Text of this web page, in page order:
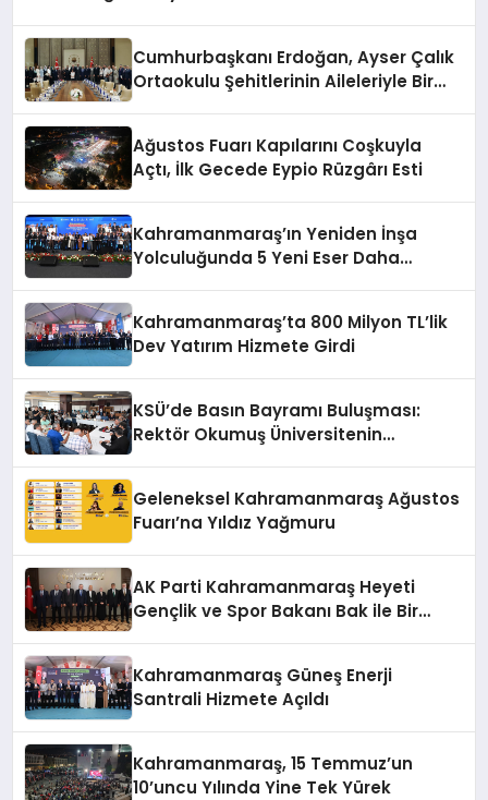
Cumhurbaşkanı Erdoğan, Ayser Çalık
Ortaokulu Şehitlerinin Aileleriyle Bir
Ağustos Fuarı Kapılarını Coşkuyla
Açtı, İlk Gecede Eypio Rüzgârı Esti
Kahramanmaraş’ın Yeniden İnşa
Yolculuğunda 5 Yeni Eser Daha
Kahramanmaraş’ta 800 Milyon TL’lik
Dev Yatırım Hizmete Girdi
KSÜ’de Basın Bayramı Buluşması:
Rektör Okumuş Üniversitenin
Geleneksel Kahramanmaraş Ağustos
Fuarı’na Yıldız Yağmuru
AK Parti Kahramanmaraş Heyeti
Gençlik ve Spor Bakanı Bak ile Bir
Kahramanmaraş Güneş Enerji
Santrali Hizmete Açıldı
Kahramanmaraş, 15 Temmuz’un
10’uncu Yılında Yine Tek Yürek